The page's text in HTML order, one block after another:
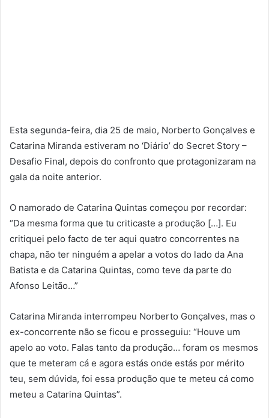
Esta segunda-feira, dia 25 de maio, Norberto Gonçalves e
Catarina Miranda estiveram no ‘Diário’ do Secret Story –
Desafio Final, depois do confronto que protagonizaram na
gala da noite anterior.
O namorado de Catarina Quintas começou por recordar:
“Da mesma forma que tu criticaste a produção […]. Eu
critiquei pelo facto de ter aqui quatro concorrentes na
chapa, não ter ninguém a apelar a votos do lado da Ana
Batista e da Catarina Quintas, como teve da parte do
Afonso Leitão…”
Catarina Miranda interrompeu Norberto Gonçalves, mas o
ex-concorrente não se ficou e prosseguiu: “Houve um
apelo ao voto. Falas tanto da produção… foram os mesmos
que te meteram cá e agora estás onde estás por mérito
teu, sem dúvida, foi essa produção que te meteu cá como
meteu a Catarina Quintas”.